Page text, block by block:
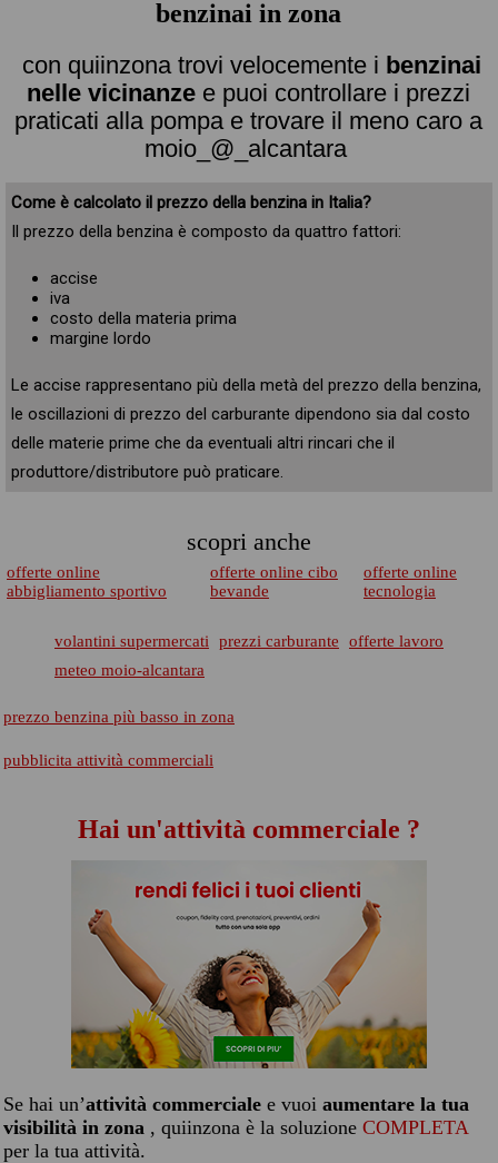
benzinai in zona
con quiinzona trovi velocemente i benzinai
nelle vicinanze e puoi controllare i prezzi
praticati alla pompa e trovare il meno caro a
moio_@_alcantara
Come è calcolato il prezzo della benzina in Italia?
Il prezzo della benzina è composto da quattro fattori:
accise
iva
costo della materia prima
margine lordo
Le accise rappresentano più della metà del prezzo della benzina,
le oscillazioni di prezzo del carburante dipendono sia dal costo
delle materie prime che da eventuali altri rincari che il
produttore/distributore può praticare.
scopri anche
offerte online
abbigliamento sportivo
offerte online cibo
bevande
offerte online
tecnologia
volantini supermercati prezzi carburante
offerte lavoro
meteo moio-alcantara
prezzo benzina più basso in zona
pubblicita attività commerciali
Hai un'attività commerciale ?
Se hai un’attività commerciale e vuoi aumentare la tua
visibilità in zona , quiinzona è la soluzione COMPLETA
per la tua attività.